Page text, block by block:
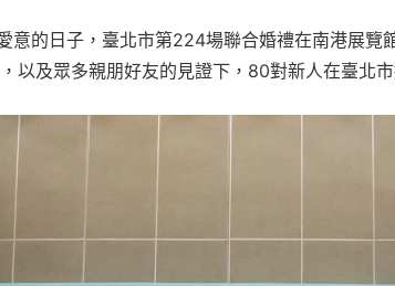
意的日子，臺北市第224場聯合婚禮在南港展覽
以及眾多親朋好友的見證下，80對新人在臺北